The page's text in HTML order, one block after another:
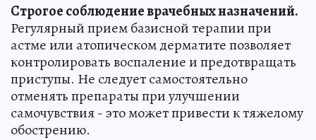
Строгое соблюдение врачебных назначений.
Регулярный прием базисной терапии при
астме или атопическом дерматите позволяет
контролировать воспаление и предотвращать
приступы. Не следует самостоятельно
отменять препараты при улучшении
самочувствия - это может привести к тяжелому
обострению.